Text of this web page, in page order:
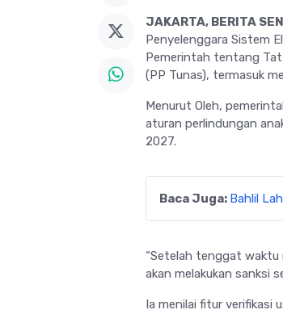
JAKARTA, BERITA
Penyelenggara Sistem
Pemerintah tentang
(PP Tunas), termasuk
Menurut Oleh,
aturan perlindungan
2027.
Baca Juga: Bahlil
“Setelah tenggat waktu
akan melakukan sanksi
Ia menilai fitur verifikasi